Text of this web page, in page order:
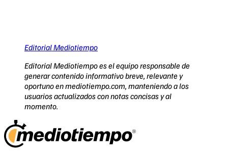
Editorial Mediotiempo
Editorial Mediotiempo es el equipo responsable de
generar contenido informativo breve, relevante y
oportuno en mediotiempo.com, manteniendo a los
usuarios actualizados con notas concisas y al
momento.